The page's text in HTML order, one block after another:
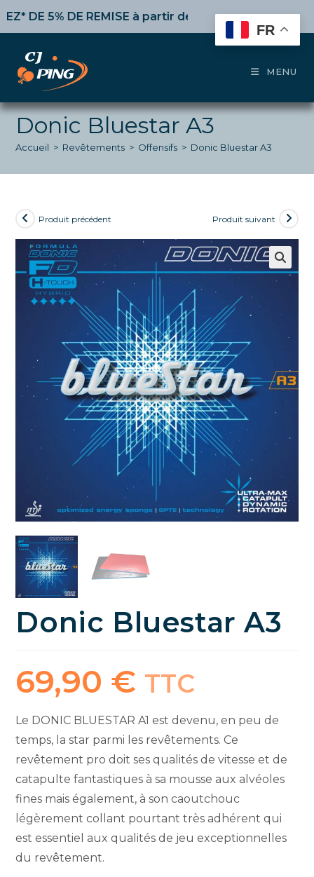
5% DE REMISEà partir de 50€ d’achat,10%dès
MENU
Donic Bluestar A3
Accueil > Revêtements > Offensifs > Donic Bluestar A3
Produit précédent Produit suivant
Donic Bluestar A3
69,90 € TTC
Le DONIC BLUESTAR A1 est devenu, en peu de
temps, la star parmi les revêtements. Ce
revêtement pro doit ses qualités de vitesse et de
catapulte fantastiques à sa mousse aux alvéoles
fines mais également, à son caoutchouc
légèrement collant pourtant très adhérent qui
est essentiel aux qualités de jeu exceptionnelles
du revêtement.
FR